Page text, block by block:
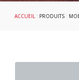
ACCUEIL : PRODUITS :